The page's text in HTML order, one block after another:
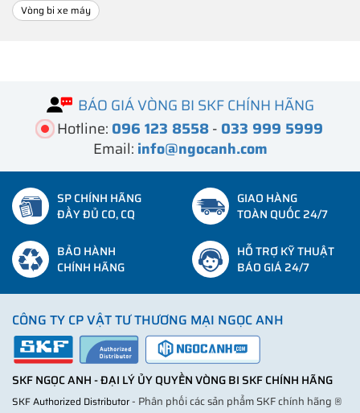
Vòng bi xe máy
BÁO GIÁ VÒNG BI SKF CHÍNH HÃNG
Hotline: 096 123 8558- 033 999 5999
Email: info@ngocanh.com
SP CHÍNH HÃNG
ĐẦY ĐỦ CO, CQ
GIAO HÀNG
TOÀN QUỐC 24/7
BẢO HÀNH
CHÍNH HÃNG
HỖ TRỢ KỸ THUẬT
BÁO GIÁ 24/7
CÔNG TY CP VẬT TƯ THƯƠNG MẠI NGỌC ANH
SKF NGỌC ANH - ĐẠI LÝ ỦY QUYỀN VÒNG BI SKF CHÍNH HÃNG
SKF Authorized Distributor- Phân phối các sản phẩm SKF chính hãng ®